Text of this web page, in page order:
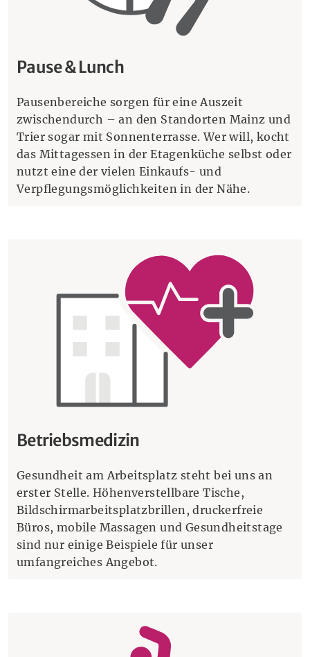
Pause & Lunch
Pausenbereiche sorgen für eine Auszeit
zwischendurch – an den Standorten Mainz und
Trier sogar mit Sonnenterrasse. Wer will, kocht
das Mittagessen in der Etagenküche selbst oder
nutzt eine der vielen Einkaufs- und
Verpflegungsmöglichkeiten in der Nähe.
Betriebsmedizin
Gesundheit am Arbeitsplatz steht bei uns an
erster Stelle. Höhenverstellbare Tische,
Bildschirmarbeitsplatzbrillen, druckerfreie
Büros, mobile Massagen und Gesundheitstage
sind nur einige Beispiele für unser
umfangreiches Angebot.